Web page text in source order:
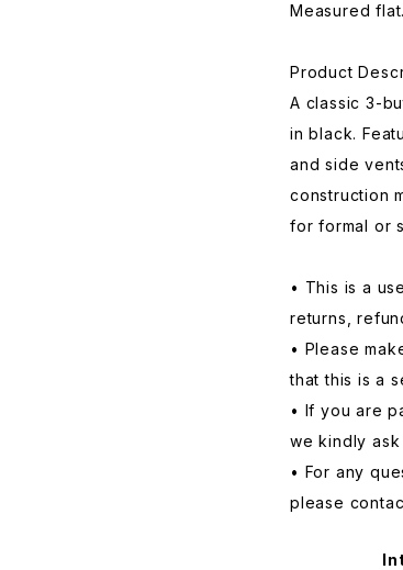
Measured
Product
A classic 3-
in black.
and side
construction
for formal or
• This is a
returns,
• Please
that this is a
• If you are
we kindly
• For any
please